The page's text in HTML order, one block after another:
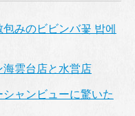
みのビビンバ꽃 밥에
雲台店と水営店
ャンビューに驚いた